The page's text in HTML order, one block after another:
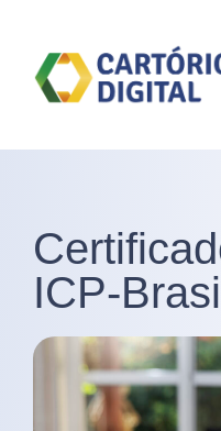
ICP-